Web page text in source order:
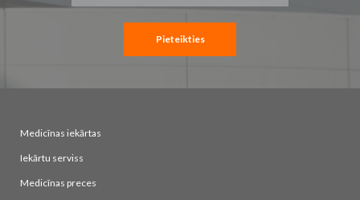
saņemšanai:
Pieteikties
Medicīnas iekārtas
Iekārtu serviss
Medicīnas preces